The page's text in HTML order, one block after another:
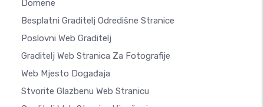
Domene
Besplatni Graditelj Odredišne Stranice
Poslovni Web Graditelj
Graditelj Web Stranica Za Fotografije
Web Mjesto Događaja
Stvorite Glazbenu Web Stranicu